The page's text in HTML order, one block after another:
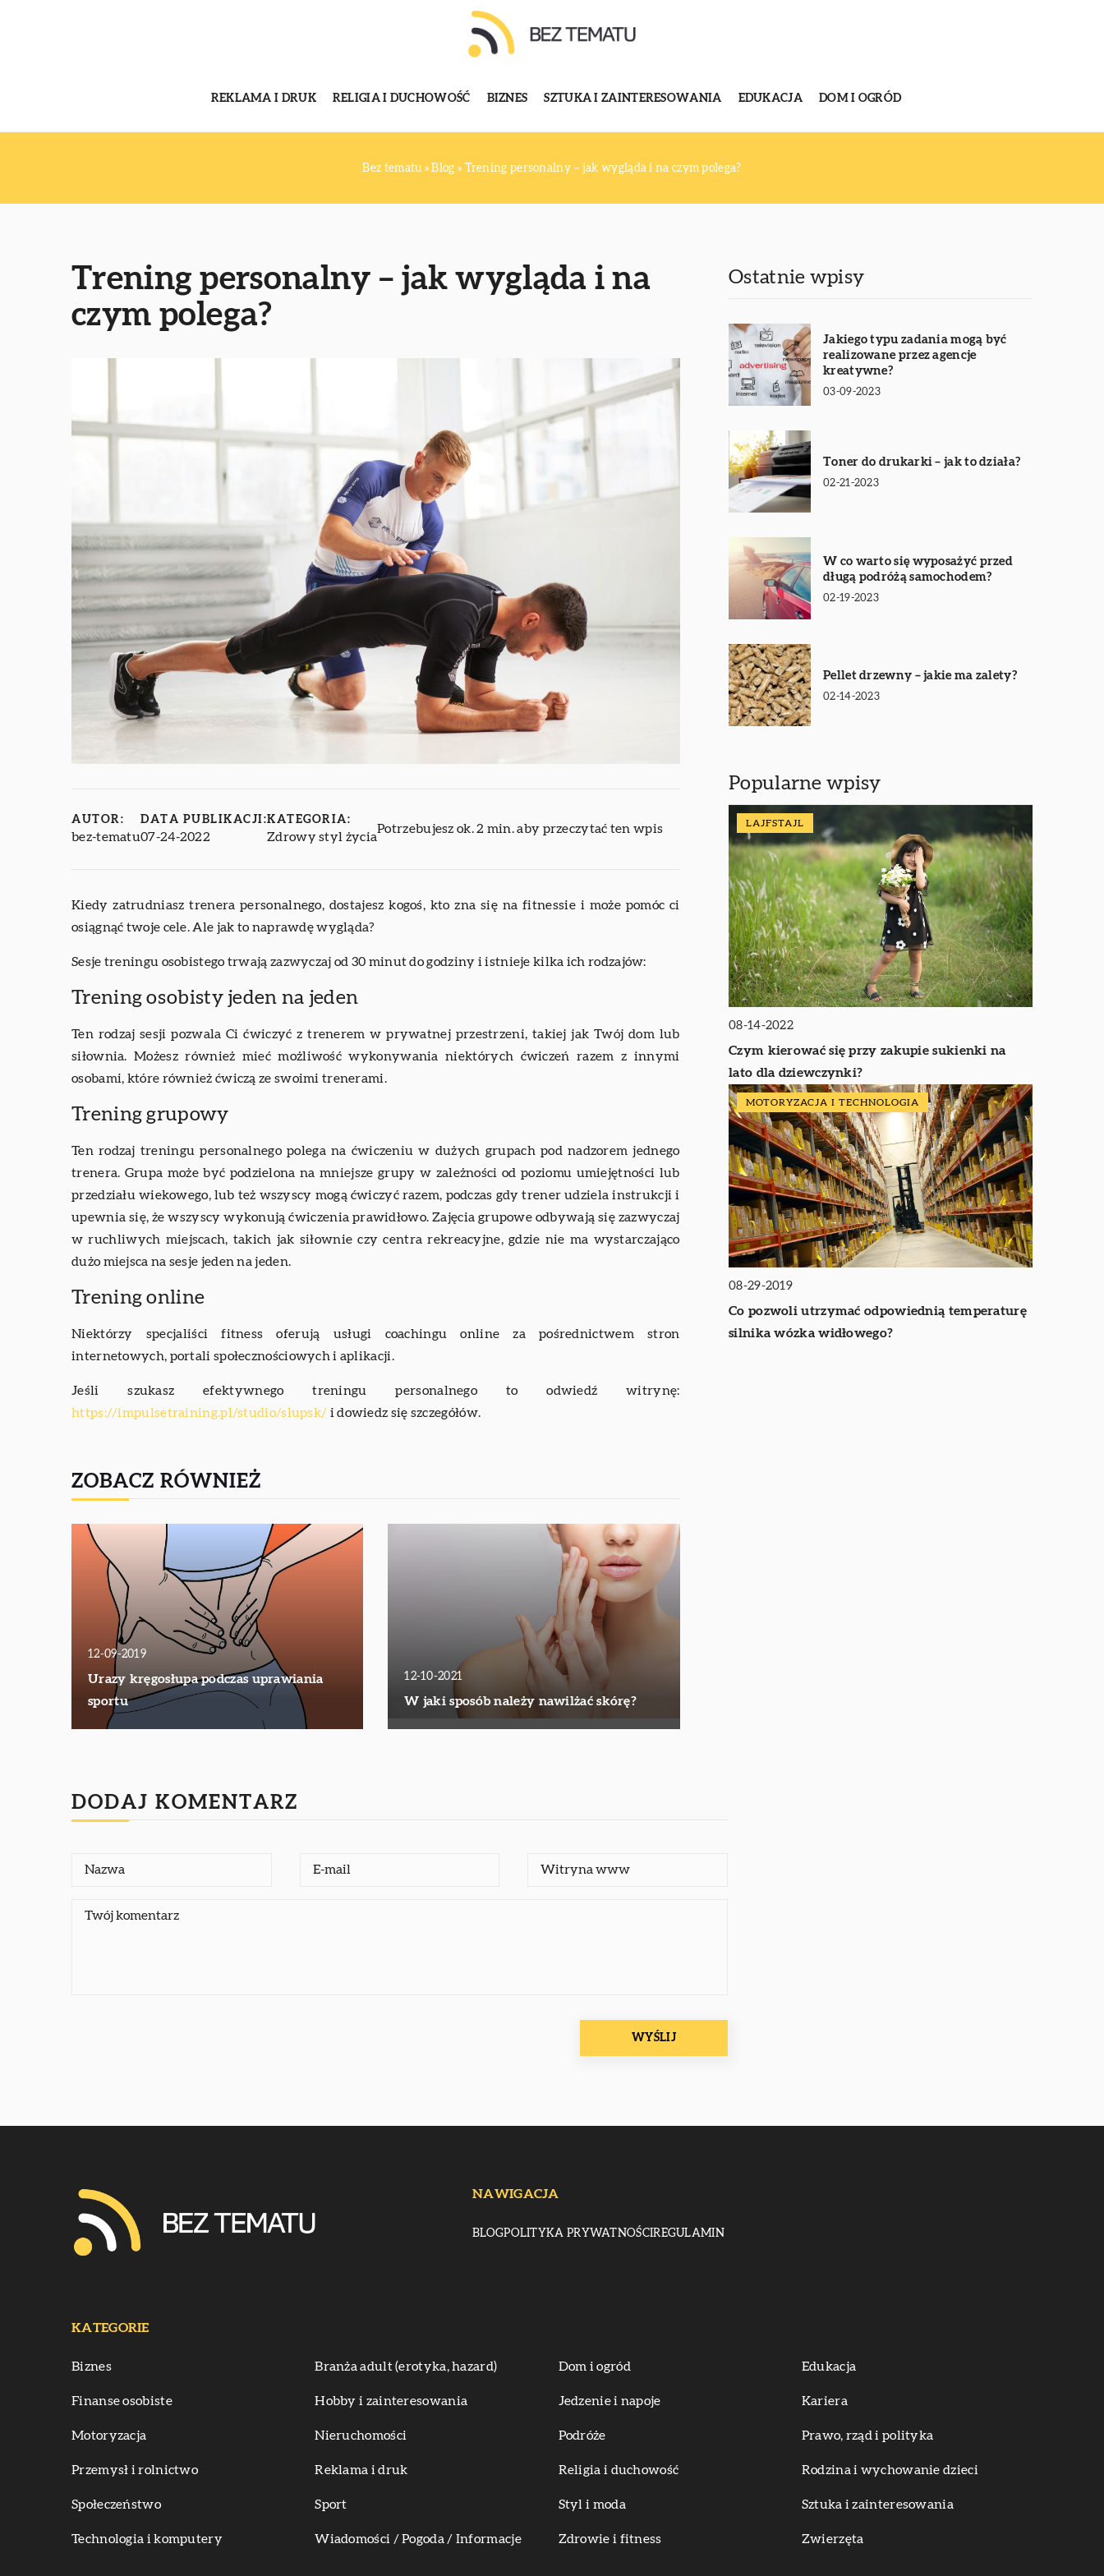
REKLAMA I DRUK RELIGIA I DUCHOWOŚĆ BIZNES SZTUKA I ZAINTERESOWANIA EDUKACJA DOM I OGRÓD
Bez tematu »Blog » Trening personalny – jak wygląda i na czym polega?
Trening personalny – jak wygląda i na
czym polega?
AUTOR:
bez-tematu
DATA PUBLIKACJI:
07-24-2022
KATEGORIA:
Zdrowy styl życia
Potrzebujesz ok. 2 min. aby przeczytać ten wpis
Kiedy zatrudniasz trenera personalnego, dostajesz kogoś, kto zna się na fitnessie i może pomóc ci
osiągnąć twoje cele. Ale jak to naprawdę wygląda?
Sesje treningu osobistego trwają zazwyczaj od 30 minut do godziny i istnieje kilka ich rodzajów:
Trening osobisty jeden na jeden
Ten rodzaj sesji pozwala Ci ćwiczyć z trenerem w prywatnej przestrzeni, takiej jak Twój dom lub
siłownia. Możesz również mieć możliwość wykonywania niektórych ćwiczeń razem z innymi
osobami, które również ćwiczą ze swoimi trenerami.
Trening grupowy
Ten rodzaj treningu personalnego polega na ćwiczeniu w dużych grupach pod nadzorem jednego
trenera. Grupa może być podzielona na mniejsze grupy w zależności od poziomu umiejętności lub
przedziału wiekowego, lub też wszyscy mogą ćwiczyć razem, podczas gdy trener udziela instrukcji i
upewnia się, że wszyscy wykonują ćwiczenia prawidłowo. Zajęcia grupowe odbywają się zazwyczaj
w ruchliwych miejscach, takich jak siłownie czy centra rekreacyjne, gdzie nie ma wystarczająco
dużo miejsca na sesje jeden na jeden.
Trening online
Niektórzy specjaliści fitness oferują usługi coachingu online za pośrednictwem stron
internetowych, portali społecznościowych i aplikacji.
Jeśli szukasz efektywnego treningu personalnego to odwiedź witrynę:
https://impulsetraining.pl/studio/slupsk/ i dowiedz się szczegółów.
ZOBACZ RÓWNIEŻ
12-09-2019
Urazy kręgosłupa podczas uprawiania
sportu
12-10-2021
W jaki sposób należy nawilżać skórę?
Ostatnie wpisy
Jakiego typu zadania mogą być
realizowane przez agencje
kreatywne?
03-09-2023
Toner do drukarki – jak to działa?
02-21-2023
W co warto się wyposażyć przed
długą podróżą samochodem?
02-19-2023
Pellet drzewny – jakie ma zalety?
02-14-2023
Popularne wpisy
LAJFSTAJL
08-14-2022
Czym kierować się przy zakupie sukienki na
lato dla dziewczynki?
MOTORYZACJA I TECHNOLOGIA
08-29-2019
Co pozwoli utrzymać odpowiednią temperaturę
silnika wózka widłowego?
DODAJ KOMENTARZ
NAWIGACJA
BLOGPOLITYKA PRYWATNOŚCIREGULAMIN
KATEGORIE
Biznes Branża adult (erotyka, hazard) Dom i ogród Edukacja
Finanse osobiste Hobby i zainteresowania Jedzenie i napoje Kariera
Motoryzacja Nieruchomości Podróże Prawo, rząd i polityka
Przemysł i rolnictwo Reklama i druk Religia i duchowość Rodzina i wychowanie dzieci
Społeczeństwo Sport Styl i moda Sztuka i zainteresowania
Technologia i komputery Wiadomości / Pogoda / Informacje Zdrowie i fitness Zwierzęta